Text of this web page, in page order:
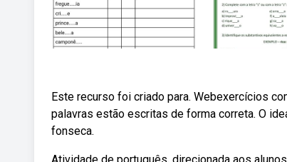
Este recurso foi criado para. Webexercícios
palavras estão escritas de forma correta. O
fonseca.